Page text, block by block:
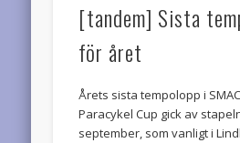
[tandem] Sista
för året
Årets sista tempolopp i
Paracykel Cup gick av
september, som vanligt i